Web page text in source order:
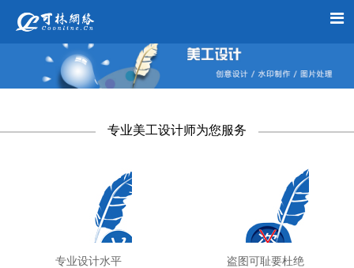
专业美工设计师为您服务
专业设计水平
盗图可耻要杜绝